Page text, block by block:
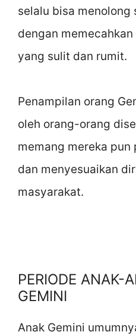
selalu bisa
dengan
yang sulit dan rumit.
Penampilan orang
oleh orang-orang
memang mereka pun
dan menyesuaikan
masyarakat.
PERIODE ANAK-
GEMINI
Anak Gemini